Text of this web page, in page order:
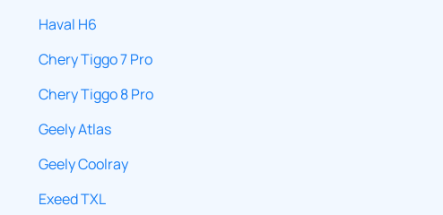
Haval H6
Chery Tiggo 7 Pro
Chery Tiggo 8 Pro
Geely Atlas
Geely Coolray
Exeed TXL